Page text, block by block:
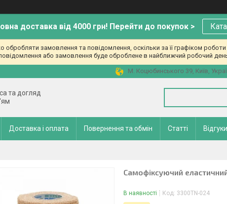
доставка від 4000 грн! Перейти до покупок >
замовлення та повідомлення, оскільки за її графіком
або замовлення буде оброблене в найближчий робочий
М. Коцюбинського 39, Київ,
та догляд
Доставка і оплата Повернення та обмін Статті Відгуки
Самофіксуючий
В наявності Код: 3300TN-024